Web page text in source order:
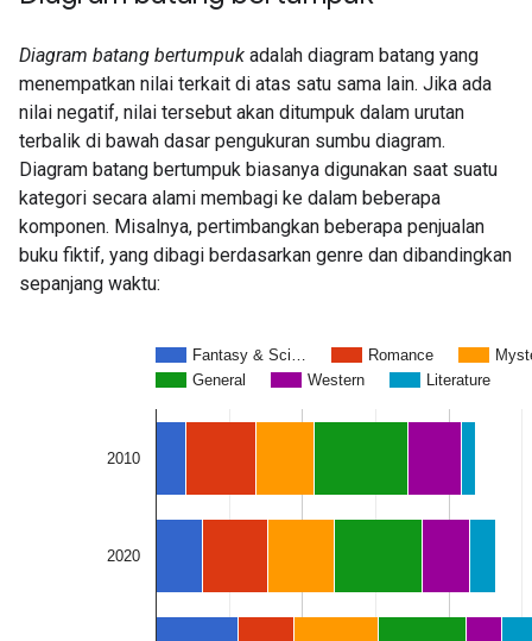
Diagram batang bertumpuk adalah diagram batang yang
menempatkan nilai terkait di atas satu sama lain. Jika ada
nilai negatif, nilai tersebut akan ditumpuk dalam urutan
terbalik di bawah dasar pengukuran sumbu diagram.
Diagram batang bertumpuk biasanya digunakan saat suatu
kategori secara alami membagi ke dalam beberapa
komponen. Misalnya, pertimbangkan beberapa penjualan
buku fiktif, yang dibagi berdasarkan genre dan dibandingkan
sepanjang waktu: